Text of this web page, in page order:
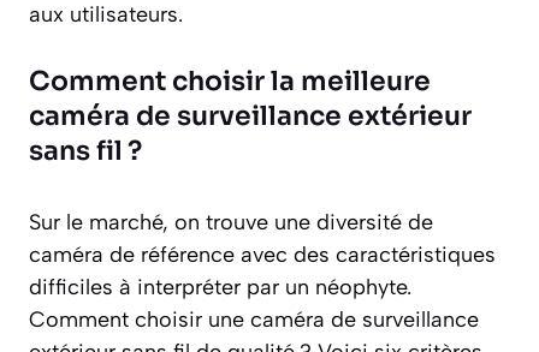
aux utilisateurs.
Comment choisir la meilleure
caméra de surveillance extérieur
sans fil ?
Sur le marché, on trouve une diversité de
caméra de référence avec des caractéristiques
difficiles à interpréter par un néophyte.
Comment choisir une caméra de surveillance